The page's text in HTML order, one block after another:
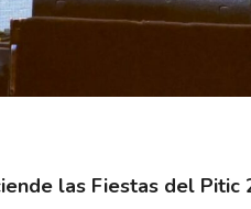
las Fiestas del Pitic